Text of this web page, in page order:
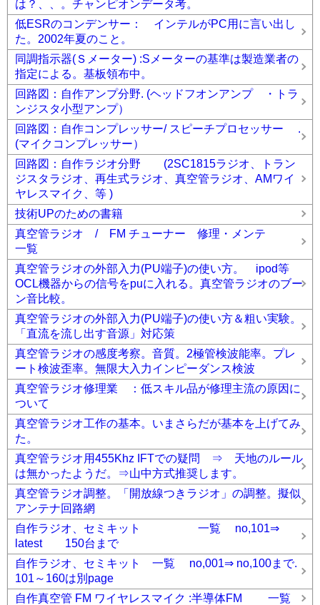
は？、、。チャンピオンデータ考。
低ESRのコンデンサー： インテルがPC用に言い出し
た。2002年夏のこと。
同調指示器(Ｓメーター) :Sメーターの基準は製造業者の
指定による。基板領布中。
回路図：自作アンプ分野. (ヘッドフオンアンプ ・トラ
ンジスタ小型アンプ）
回路図：自作コンプレッサー/ スピーチプロセッサー .
(マイクコンプレッサー）
回路図：自作ラジオ分野 (2SC1815ラジオ、トラン
ジスタラジオ、再生式ラジオ、真空管ラジオ、AMワイ
ヤレスマイク、等 )
技術UPのための書籍
真空管ラジオ / FM チューナー 修理・メンテ
一覧
真空管ラジオの外部入力(PU端子)の使い方。 ipod等
OCL機器からの信号をpuに入れる。真空管ラジオのブー
ン音比較。
真空管ラジオの外部入力(PU端子)の使い方＆粗い実験。
「直流を流し出す音源」対応策
真空管ラジオの感度考察。音質。2極管検波能率。プレ
ート検波歪率。無限大入力インピーダンス検波
真空管ラジオ修理業 ：低スキル品が修理主流の原因に
ついて
真空管ラジオ工作の基本。いまさらだが基本を上げてみ
た。
真空管ラジオ用455Khz IFTでの疑問 ⇒ 天地のルール
は無かったようだ。⇒山中方式推奨します。
真空管ラジオ調整。「開放線つきラジオ」の調整。擬似
アンテナ回路網
自作ラジオ、セミキット 一覧 no,101⇒
latest 150台まで
自作ラジオ、セミキット 一覧 no,001⇒ no,100まで.
101～160は別page
自作真空管 FM ワイヤレスマイク :半導体FM 一覧